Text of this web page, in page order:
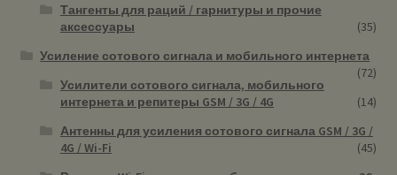
Тангенты для раций / гарнитуры и прочие
аксессуары
(35)
Усиление сотового сигнала и мобильного интернета
(72)
Усилители сотового сигнала, мобильного
интернета и репитеры GSM / 3G / 4G
(14)
Антенны для усиления сотового сигнала GSM / 3G /
4G / Wi-Fi
(45)